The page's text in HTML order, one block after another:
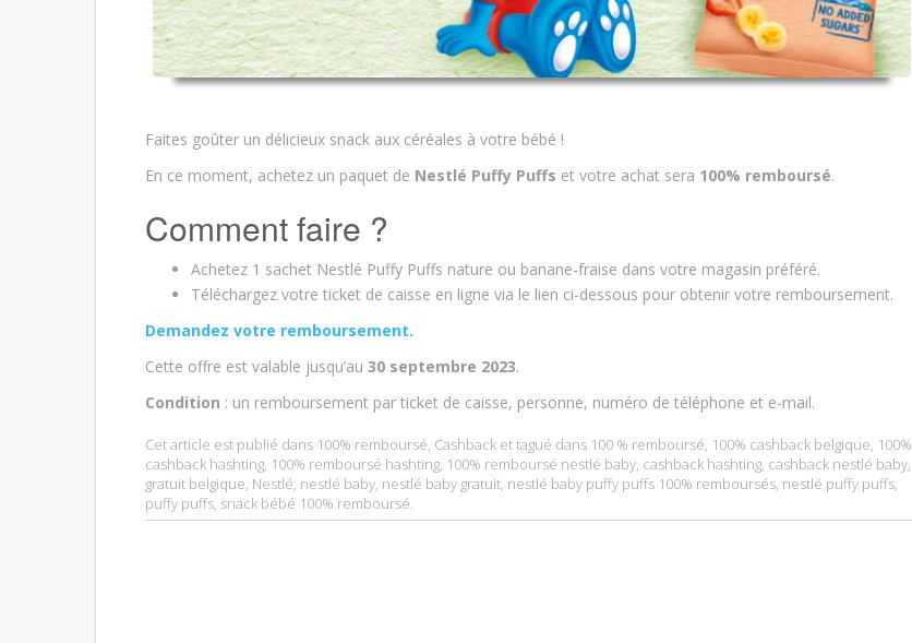
Faites goûter un délicieux snack aux céréales à votre bébé !
En ce moment, achetez un paquet de Nestlé Puffy Puffs et votre achat sera 100% remboursé.
Comment faire ?
Achetez 1 sachet Nestlé Puffy Puffs nature ou banane-fraise dans votre magasin préféré.
Téléchargez votre ticket de caisse en ligne via le lien ci-dessous pour obtenir votre remboursement.
Demandez votre remboursement.
Cette offre est valable jusqu’au 30 septembre 2023.
Condition : un remboursement par ticket de caisse, personne, numéro de téléphone et e-mail.
Cet article est publié dans 100% remboursé, Cashback et tagué dans 100 % remboursé, 100% cashback belgique, 100%
cashback hashting, 100% remboursé hashting, 100% remboursé nestlé baby, cashback hashting, cashback nestlé baby,
gratuit belgique, Nestlé, nestlé baby, nestlé baby gratuit, nestlé baby puffy puffs 100% remboursés, nestlé puffy puffs,
puffy puffs, snack bébé 100% remboursé.